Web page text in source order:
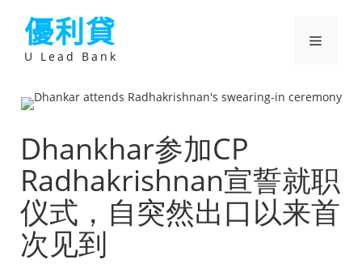
優利貸
U Lead Bank
選
Dhankhar参加CP
Radhakrishnan宣誓就职
仪式，自突然出口以来首
次见到